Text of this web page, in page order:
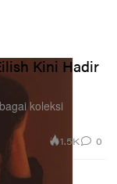
Kini Hadir
koleksi
1.5K 0